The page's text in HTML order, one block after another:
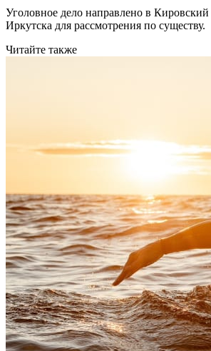
Уголовное дело направлено в
Иркутска для рассмотрения по существу.
Читайте также